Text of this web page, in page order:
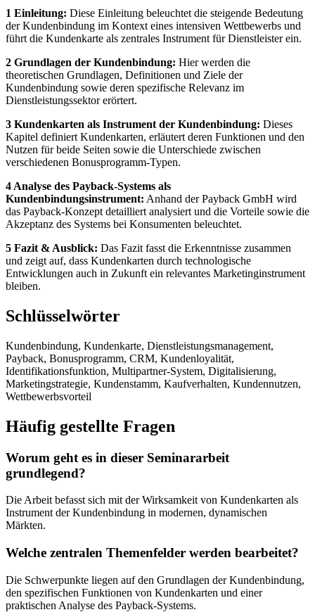
1 Einleitung: Diese Einleitung beleuchtet die steigende Bedeutung
der Kundenbindung im Kontext eines intensiven Wettbewerbs und
führt die Kundenkarte als zentrales Instrument für Dienstleister ein.
2 Grundlagen der Kundenbindung: Hier werden die
theoretischen Grundlagen, Definitionen und Ziele der
Kundenbindung sowie deren spezifische Relevanz im
Dienstleistungssektor erörtert.
3 Kundenkarten als Instrument der Kundenbindung: Dieses
Kapitel definiert Kundenkarten, erläutert deren Funktionen und den
Nutzen für beide Seiten sowie die Unterschiede zwischen
verschiedenen Bonusprogramm-Typen.
4 Analyse des Payback-Systems als
Kundenbindungsinstrument: Anhand der Payback GmbH wird
das Payback-Konzept detailliert analysiert und die Vorteile sowie die
Akzeptanz des Systems bei Konsumenten beleuchtet.
5 Fazit & Ausblick: Das Fazit fasst die Erkenntnisse zusammen
und zeigt auf, dass Kundenkarten durch technologische
Entwicklungen auch in Zukunft ein relevantes Marketinginstrument
bleiben.
Schlüsselwörter
Kundenbindung, Kundenkarte, Dienstleistungsmanagement,
Payback, Bonusprogramm, CRM, Kundenloyalität,
Identifikationsfunktion, Multipartner-System, Digitalisierung,
Marketingstrategie, Kundenstamm, Kaufverhalten, Kundennutzen,
Wettbewerbsvorteil
Häufig gestellte Fragen
Worum geht es in dieser Seminararbeit
grundlegend?
Die Arbeit befasst sich mit der Wirksamkeit von Kundenkarten als
Instrument der Kundenbindung in modernen, dynamischen
Märkten.
Welche zentralen Themenfelder werden bearbeitet?
Die Schwerpunkte liegen auf den Grundlagen der Kundenbindung,
den spezifischen Funktionen von Kundenkarten und einer
praktischen Analyse des Payback-Systems.